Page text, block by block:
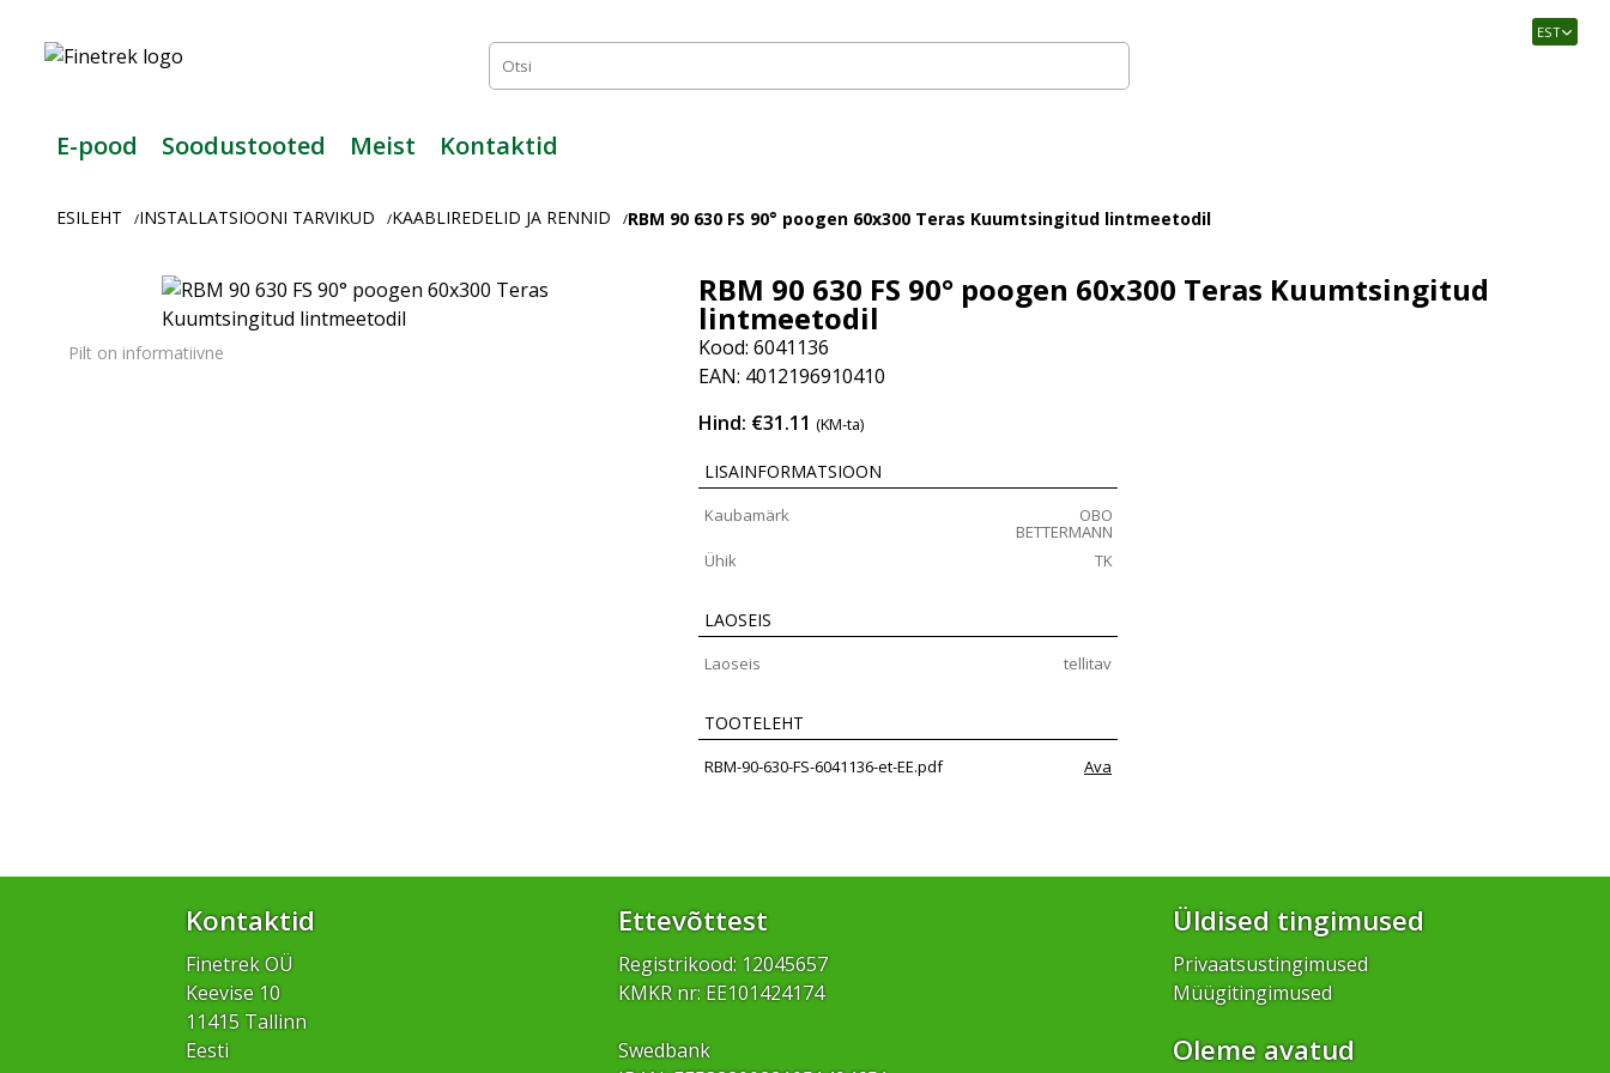
Usaldusväärne
tööstusautomaatika
EST
E-pood Soodustooted Meist Kontaktid
ESILEHT /INSTALLATSIOONI TARVIKUD /KAABLIREDELID JA RENNID /RBM 90 630 FS 90° poogen 60x300 Teras Kuumtsingitud lintmeetodil
Pilt on informatiivne
RBM 90 630 FS 90° poogen 60x300 Teras Kuumtsingitud
lintmeetodil
Kood: 6041136
EAN: 4012196910410
Hind: €31.11(KM-ta)
LISAINFORMATSIOON
Kaubamärk OBO
BETTERMANN
Ühik
TK
LAOSEIS
Laoseis tellitav
TOOTELEHT
RBM-90-630-FS-6041136-et-EE.pdf Ava
Kontaktid
Finetrek OÜ
Keevise 10
11415 Tallinn
Eesti
Ettevõttest
Registrikood: 12045657
KMKR nr: EE101424174
Swedbank
Üldised tingimused
Privaatsustingimused
Müügitingimused
Oleme avatud